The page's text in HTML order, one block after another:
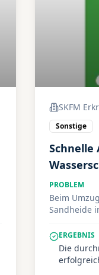
SKFM
Sonstige
PROBLEM
Beim
Sandheide
erheblichen
wurden
soziale
ERGEBNIS
Die